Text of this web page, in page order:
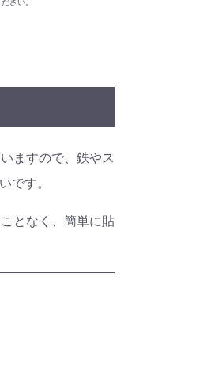
さい。
ますので、鉄やス
です。
となく、簡単に貼